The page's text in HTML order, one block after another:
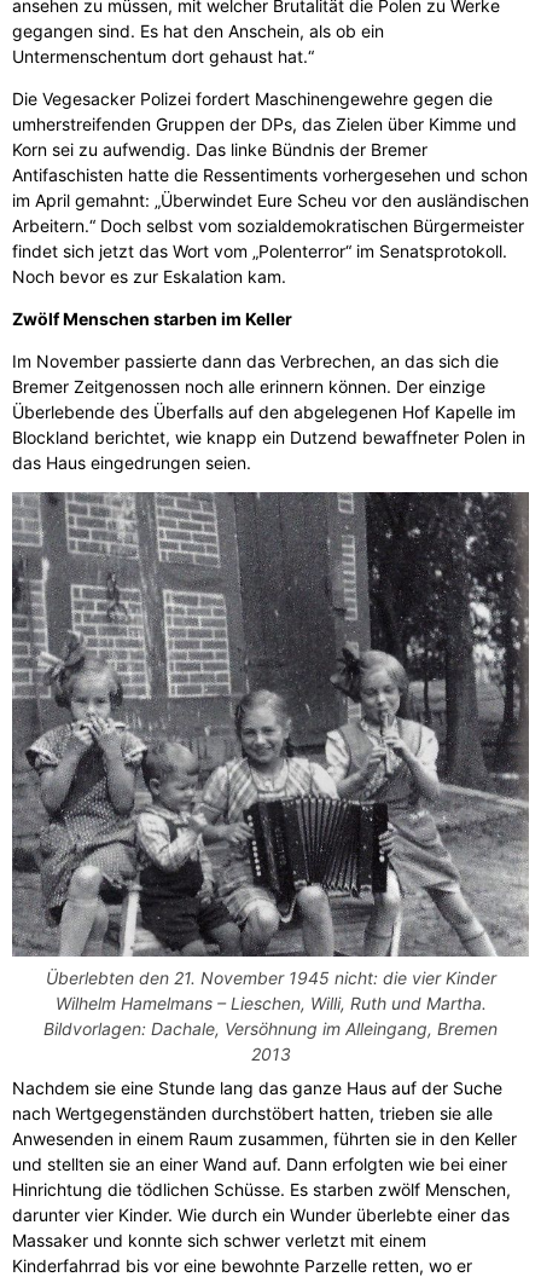
ansehen zu müssen, mit welcher Brutalität die Polen zu Werke
gegangen sind. Es hat den Anschein, als ob ein
Untermenschentum dort gehaust hat.“
Die Vegesacker Polizei fordert Maschinengewehre gegen die
umherstreifenden Gruppen der DPs, das Zielen über Kimme und
Korn sei zu aufwendig. Das linke Bündnis der Bremer
Antifaschisten hatte die Ressentiments vorhergesehen und schon
im April gemahnt: „Überwindet Eure Scheu vor den ausländischen
Arbeitern.“ Doch selbst vom sozialdemokratischen Bürgermeister
findet sich jetzt das Wort vom „Polenterror“ im Senatsprotokoll.
Noch bevor es zur Eskalation kam.
Zwölf Menschen starben im Keller
Im November passierte dann das Verbrechen, an das sich die
Bremer Zeitgenossen noch alle erinnern können. Der einzige
Überlebende des Überfalls auf den abgelegenen Hof Kapelle im
Blockland berichtet, wie knapp ein Dutzend bewaffneter Polen in
das Haus eingedrungen seien.
Überlebten den 21. November 1945 nicht: die vier Kinder
Wilhelm Hamelmans – Lieschen, Willi, Ruth und Martha.
Bildvorlagen: Dachale, Versöhnung im Alleingang, Bremen
2013
Nachdem sie eine Stunde lang das ganze Haus auf der Suche
nach Wertgegenständen durchstöbert hatten, trieben sie alle
Anwesenden in einem Raum zusammen, führten sie in den Keller
und stellten sie an einer Wand auf. Dann erfolgten wie bei einer
Hinrichtung die tödlichen Schüsse. Es starben zwölf Menschen,
darunter vier Kinder. Wie durch ein Wunder überlebte einer das
Massaker und konnte sich schwer verletzt mit einem
Kinderfahrrad bis vor eine bewohnte Parzelle retten, wo er